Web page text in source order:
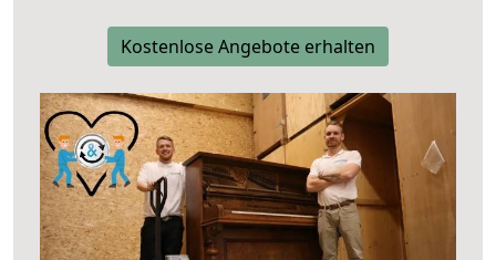
Kostenlose Angebote erhalten